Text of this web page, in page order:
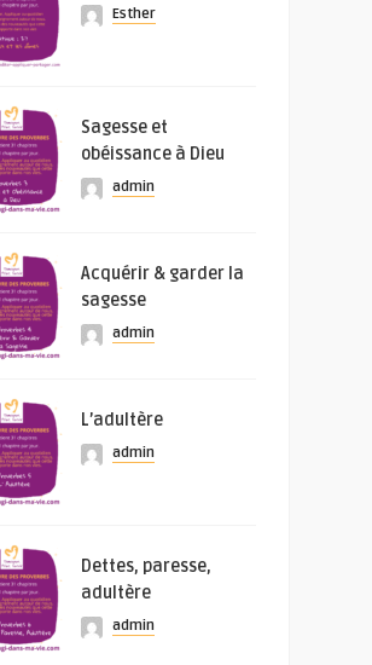
Esther
Sagesse et
obéissance à Dieu
admin
Acquérir & garder la
sagesse
admin
L’adultère
admin
Dettes, paresse,
adultère
admin